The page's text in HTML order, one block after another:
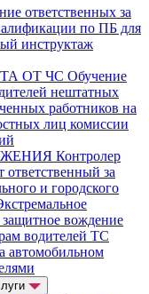
ответственных за
по ПБ для
инструктаж
ОТ ЧС Обучение
нештатных
работников на
лиц комиссии
Контролер
ответственный за
и городского
вождение
водителей ТС
автомобильном